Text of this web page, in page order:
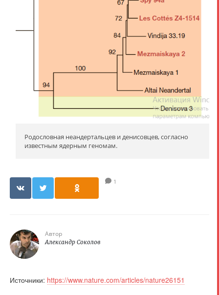
Родословная неандертальцев и денисовцев, согласно
известным ядерным геномам.
1
Автор
Александр Соколов
Источники: https://www.nature.com/articles/nature26151